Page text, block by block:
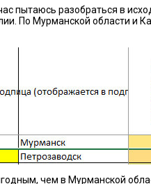
211,8% Республика
пытаюсь разобраться в
По Мурманской области и
чем в Мурманской